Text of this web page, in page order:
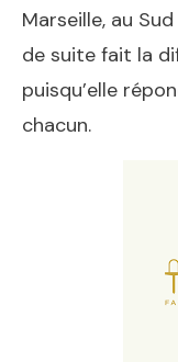
Marseille, au
de suite fait la
puisqu’elle
chacun.